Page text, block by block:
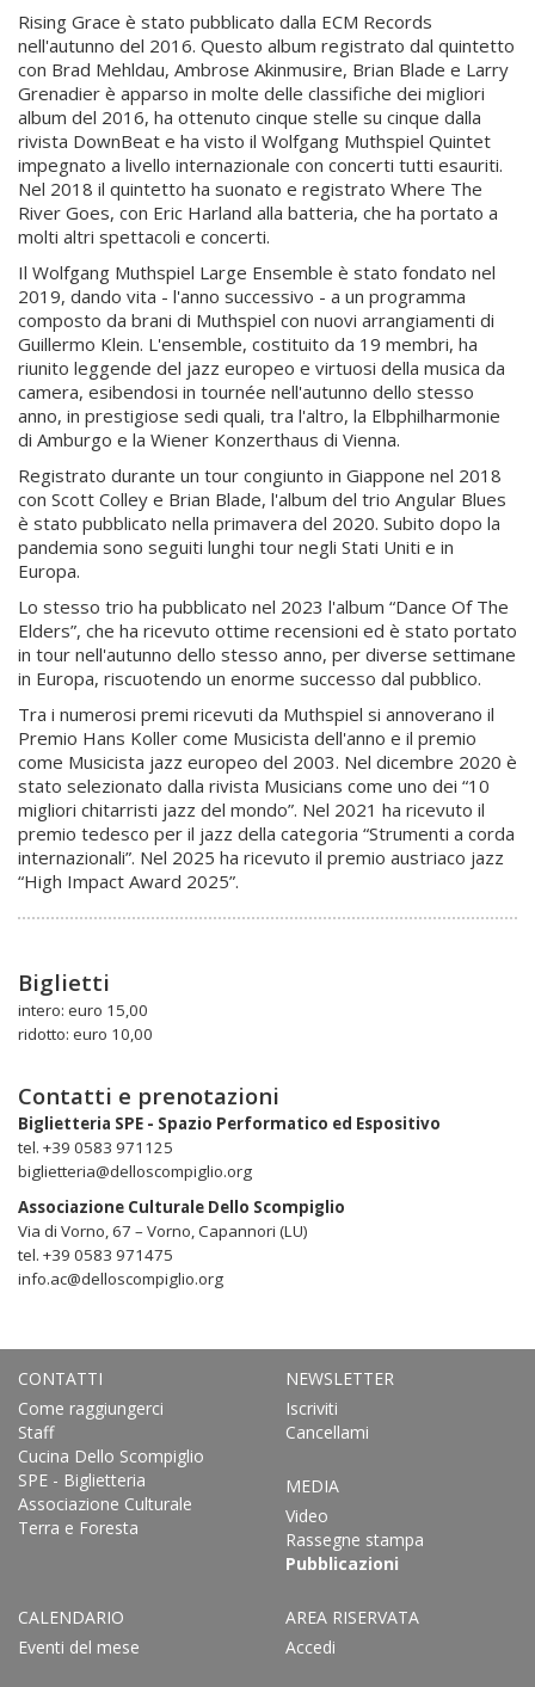
Rising Grace è stato pubblicato dalla ECM Records
nell'autunno del 2016. Questo album registrato dal quintetto
con Brad Mehldau, Ambrose Akinmusire, Brian Blade e Larry
Grenadier è apparso in molte delle classifiche dei migliori
album del 2016, ha ottenuto cinque stelle su cinque dalla
rivista DownBeat e ha visto il Wolfgang Muthspiel Quintet
impegnato a livello internazionale con concerti tutti esauriti.
Nel 2018 il quintetto ha suonato e registrato Where The
River Goes, con Eric Harland alla batteria, che ha portato a
molti altri spettacoli e concerti.
Il Wolfgang Muthspiel Large Ensemble è stato fondato nel
2019, dando vita - l'anno successivo - a un programma
composto da brani di Muthspiel con nuovi arrangiamenti di
Guillermo Klein. L'ensemble, costituito da 19 membri, ha
riunito leggende del jazz europeo e virtuosi della musica da
camera, esibendosi in tournée nell'autunno dello stesso
anno, in prestigiose sedi quali, tra l'altro, la Elbphilharmonie
di Amburgo e la Wiener Konzerthaus di Vienna.
Registrato durante un tour congiunto in Giappone nel 2018
con Scott Colley e Brian Blade, l'album del trio Angular Blues
è stato pubblicato nella primavera del 2020. Subito dopo la
pandemia sono seguiti lunghi tour negli Stati Uniti e in
Europa.
Lo stesso trio ha pubblicato nel 2023 l'album “Dance Of The
Elders”, che ha ricevuto ottime recensioni ed è stato portato
in tour nell'autunno dello stesso anno, per diverse settimane
in Europa, riscuotendo un enorme successo dal pubblico.
Tra i numerosi premi ricevuti da Muthspiel si annoverano il
Premio Hans Koller come Musicista dell'anno e il premio
come Musicista jazz europeo del 2003. Nel dicembre 2020 è
stato selezionato dalla rivista Musicians come uno dei “10
migliori chitarristi jazz del mondo”. Nel 2021 ha ricevuto il
premio tedesco per il jazz della categoria “Strumenti a corda
internazionali”. Nel 2025 ha ricevuto il premio austriaco jazz
“High Impact Award 2025”.
Biglietti
intero: euro 15,00
ridotto: euro 10,00
Contatti e prenotazioni
Biglietteria SPE - Spazio Performatico ed Espositivo
tel. +39 0583 971125
biglietteria@delloscompiglio.org
Associazione Culturale Dello Scompiglio
Via di Vorno, 67 – Vorno, Capannori (LU)
tel. +39 0583 971475
info.ac@delloscompiglio.org
CONTATTI
Come raggiungerci
Staff
Cucina Dello Scompiglio
SPE - Biglietteria
Associazione Culturale
Terra e Foresta
NEWSLETTER
Iscriviti
Cancellami
MEDIA
Video
Rassegne stampa
Pubblicazioni
CALENDARIO
Eventi del mese
AREA RISERVATA
Accedi